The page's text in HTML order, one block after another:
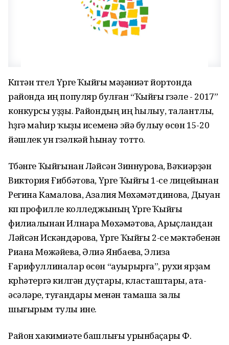
Күптән түгел Үрге Ҡыйғы мәҙәниәт йортонда
районда иң популяр булған “Ҡыйғы гүзәле - 2017”
конкурсы уҙҙы. Райондың иң һылыу, талантлы,
һүҙгә маһир ҡыҙы исеменә эйә булыу өсөн 15-20
йәшлек ун гүзәлкәй һынау тотто.
Түбәнге Ҡыйғынан Ләйсән Зиннурова, Вәҡиәрҙән
Виктория Ғиббәтова, Үрге Ҡыйғы 1-се лицейынан
Регина Камалова, Азалия Мөхәмәтдинова, Дыуан
күп профилле колледжының Үрге Ҡыйғы
филиалынан Илнара Мөхәмәтова, Арыҫландан
Ләйсән Искәндәрова, Үрге Ҡыйғы 2-се мәктәбенән
Риана Мөжәйева, Әлиә Янбаева, Элиза
Ғарифуллиналар өсөн “ауырырға”, рухи ярҙам
күрһәтергә килгән дуҫтары, класташтары, ата-
әсәләре, туғандары менән тамаша залы
шығырым тулы ине.
Район хакимиәте башлығы урынбаҫары Ф.